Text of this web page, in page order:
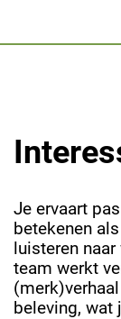
Je ervaart
betekenen
luisteren
team werkt
beleving, wat